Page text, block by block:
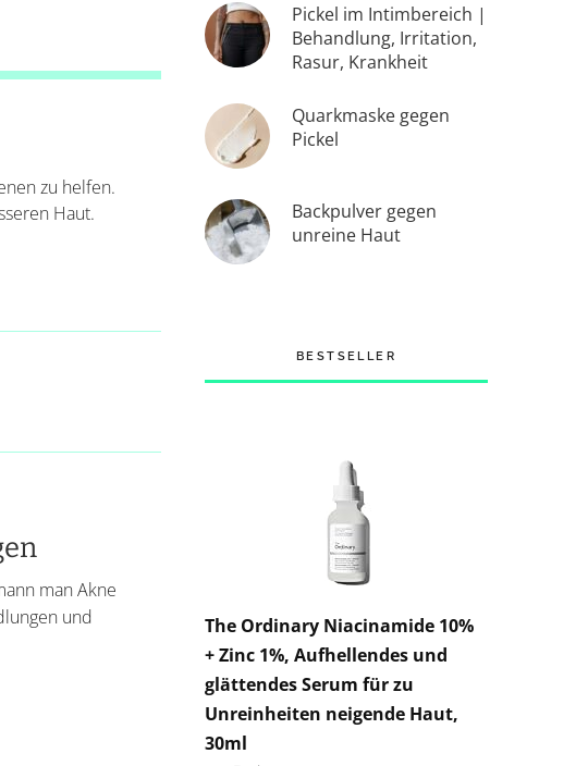
zu helfen.
Haut.
man Akne
und
Pickel im Intimbereich |
Behandlung, Irritation,
Rasur, Krankheit
Quarkmaske gegen
Pickel
Backpulver gegen
unreine Haut
BESTSELLER
The Ordinary Niacinamide 10%
+ Zinc 1%, Aufhellendes und
glättendes Serum für zu
Unreinheiten neigende Haut,
30ml